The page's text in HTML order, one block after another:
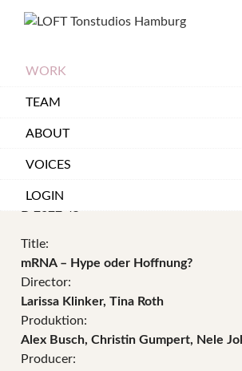
LOFT
WORK
TEAM
ABOUT
VOICES
LOGIN
mRNA – Hype
Hoffnung?
Title:
mRNA – Hype oder Hoffnung?
Director:
Larissa Klinker, Tina Roth
Produktion:
Alex Busch, Christin Gumpert, Nele
Producer: